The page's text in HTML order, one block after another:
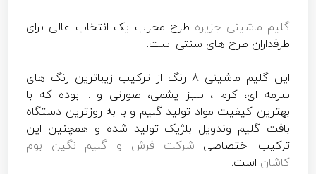
گلیم ماشینی جزیره طرح محراب یک انتخاب عالی برای
طرفداران طرح های سنتی است.
این گلیم ماشینی 8 رنگ از ترکیب زیباترین رنگ های
سرمه ای، کرم ، سبز یشمی، صورتی و .. بوده که با
بهترین کیفیت مواد تولید گلیم و با به روزترین دستگاه
بافت گلیم وندویل بلژیک تولید شده و همچنین این
ترکیب اختصاصی شرکت فرش و گلیم نگین بوم
کاشان است.